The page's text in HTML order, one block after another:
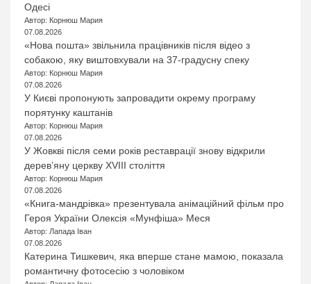
Одесі
Автор: Корнюш Мария
07.08.2026
«Нова пошта» звільнила працівників після відео з
собакою, яку виштовхували на 37-градусну спеку
Автор: Корнюш Мария
07.08.2026
У Києві пропонують запровадити окрему програму
порятунку каштанів
Автор: Корнюш Мария
07.08.2026
У Жовкві після семи років реставрації знову відкрили
дерев’яну церкву XVIII століття
Автор: Корнюш Мария
07.08.2026
«Книга-мандрівка» презентувала анімаційний фільм про
Героя України Олексія «Мунфіша» Меся
Автор: Лапада Іван
07.08.2026
Катерина Тишкевич, яка вперше стане мамою, показала
романтичну фотосесію з чоловіком